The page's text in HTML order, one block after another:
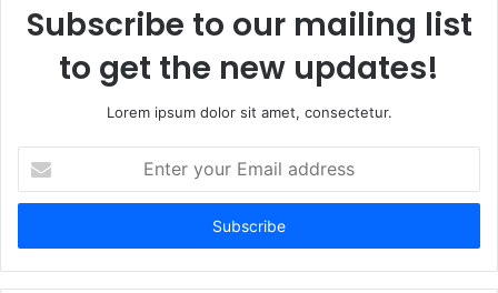
Subscribe to our mailing list
to get the new updates!
Lorem ipsum dolor sit amet, consectetur.
t
r
y